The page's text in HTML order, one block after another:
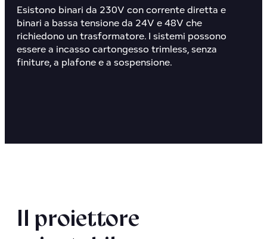
Esistono binari da 230V con corrente diretta e
binari a bassa tensioneda 24V e 48V che
richiedono un trasformatore. I sistemi possono
essere a incasso cartongesso trimless,senza
finiture,a plafone e a sospensione.
Il proiettore